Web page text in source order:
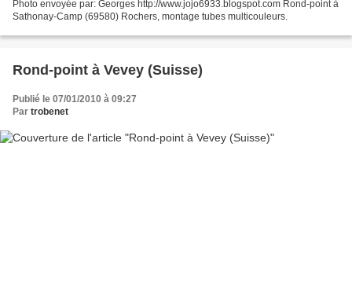
Photo envoyée par: Georges http://www.jojo6933.blogspot.com Rond-point à
Sathonay-Camp (69580) Rochers, montage tubes multicouleurs.
Rond-point à Vevey (Suisse)
Publié le 07/01/2010 à 09:27
Par trobenet